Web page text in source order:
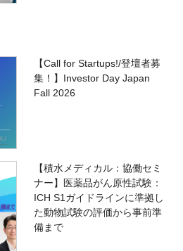
【Call for Startups!/登壇者募
集！】Investor Day Japan
Fall 2026
【積水メディカル：協働セミ
ナー】医薬品がん原性試験：
ICH S1ガイドラインに準拠し
た動物試験の評価から事前準
備まで